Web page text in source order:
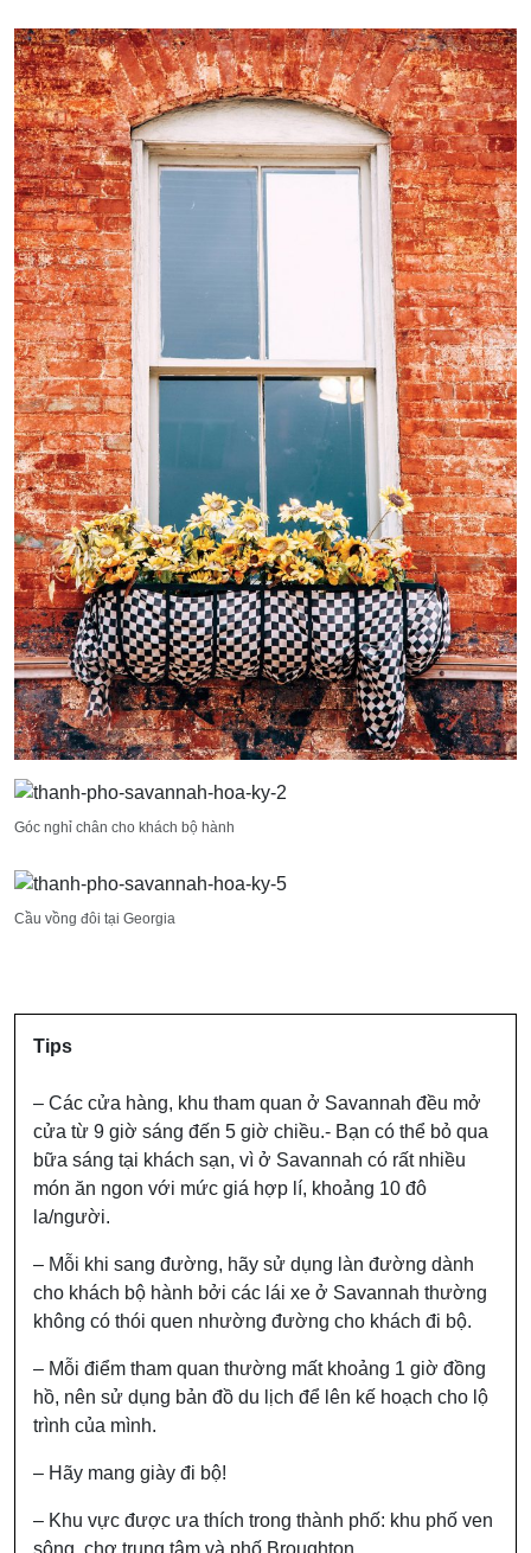
Góc nghỉ chân cho khách bộ hành
Cầu vồng đôi tại Georgia
Tips
– Các cửa hàng, khu tham quan ở Savannah đều mở
cửa từ 9 giờ sáng đến 5 giờ chiều.- Bạn có thể bỏ qua
bữa sáng tại khách sạn, vì ở Savannah có rất nhiều
món ăn ngon với mức giá hợp lí, khoảng 10 đô
la/người.
– Mỗi khi sang đường, hãy sử dụng làn đường dành
cho khách bộ hành bởi các lái xe ở Savannah thường
không có thói quen nhường đường cho khách đi bộ.
– Mỗi điểm tham quan thường mất khoảng 1 giờ đồng
hồ, nên sử dụng bản đồ du lịch để lên kế hoạch cho lộ
trình của mình.
– Hãy mang giày đi bộ!
– Khu vực được ưa thích trong thành phố: khu phố ven
sông, chợ trung tâm và phố Broughton.